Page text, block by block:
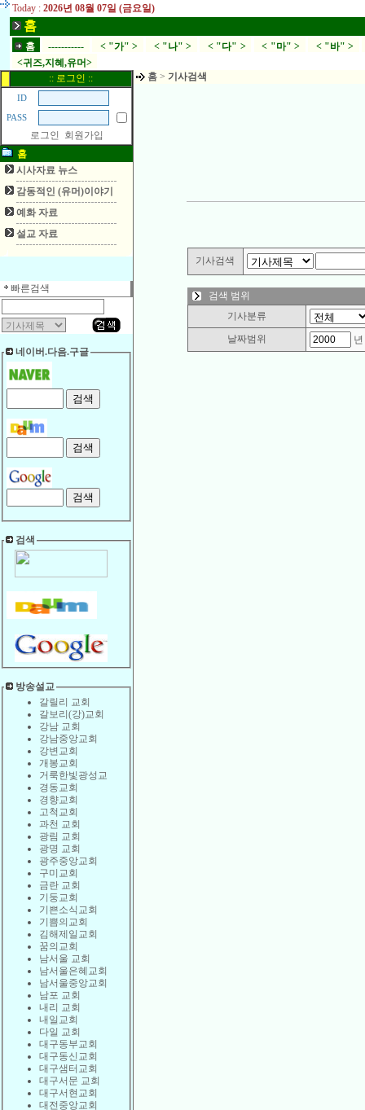
Today : 2026년 08월 07일 (금요일)
홈
홈 ----------- < "가" > < "나" > < "다" > < "마" > < "바" >
<귀즈,지혜,유머>
:: 로그인 ::
ID
PASS
로그인
회원가입
홈
시사자료 뉴스
감동적인 (유머)이야기
예화 자료
설교 자료
빠른검색
네이버.다음.구글
검색
방송설교
갈릴리 교회
갈보리(강)교회
강남 교회
강남중앙교회
강변교회
개봉교회
거룩한빛광성교
경동교회
경향교회
고척교회
과천 교회
광림 교회
광명 교회
광주중앙교회
구미교회
금란 교회
기둥교회
기쁜소식교회
기쁨의교회
김해제일교회
꿈의교회
남서울 교회
남서울은혜교회
남서울중앙교회
남포 교회
내리 교회
내일교회
다일 교회
대구동부교회
대구동신교회
대구샘터교회
대구서문 교회
대구서현교회
대전중앙교회
홈 > 기사검색
기사검색
검색 범위
기사분류
날짜범위